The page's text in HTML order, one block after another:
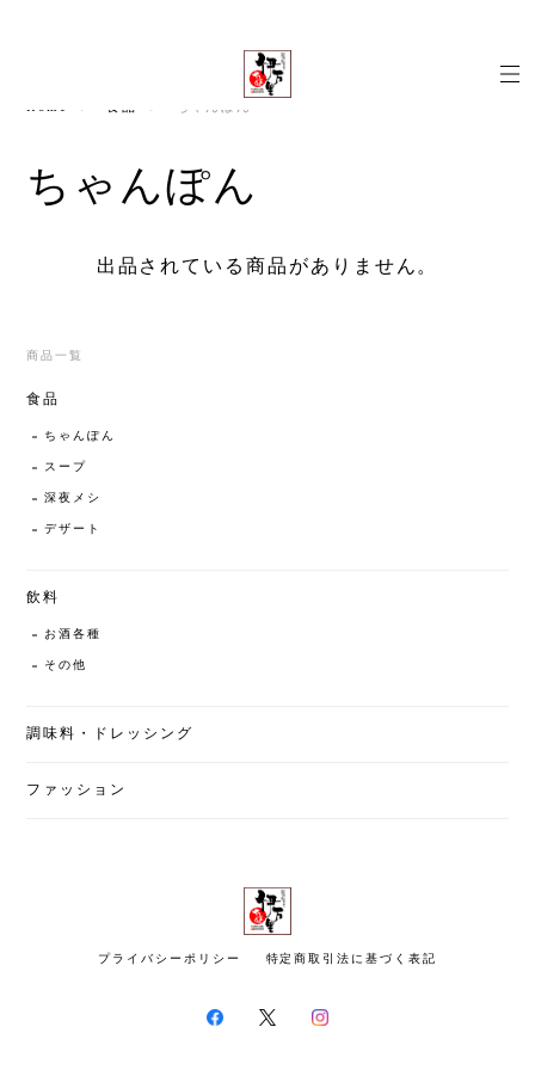
Home 食品 ちゃんぽん
ちゃんぽん
出品されている商品がありません。
商品一覧
食品
ちゃんぽん
スープ
深夜メシ
デザート
飲料
お酒各種
その他
調味料・ドレッシング
ファッション
プライバシーポリシー 特定商取引法に基づく表記